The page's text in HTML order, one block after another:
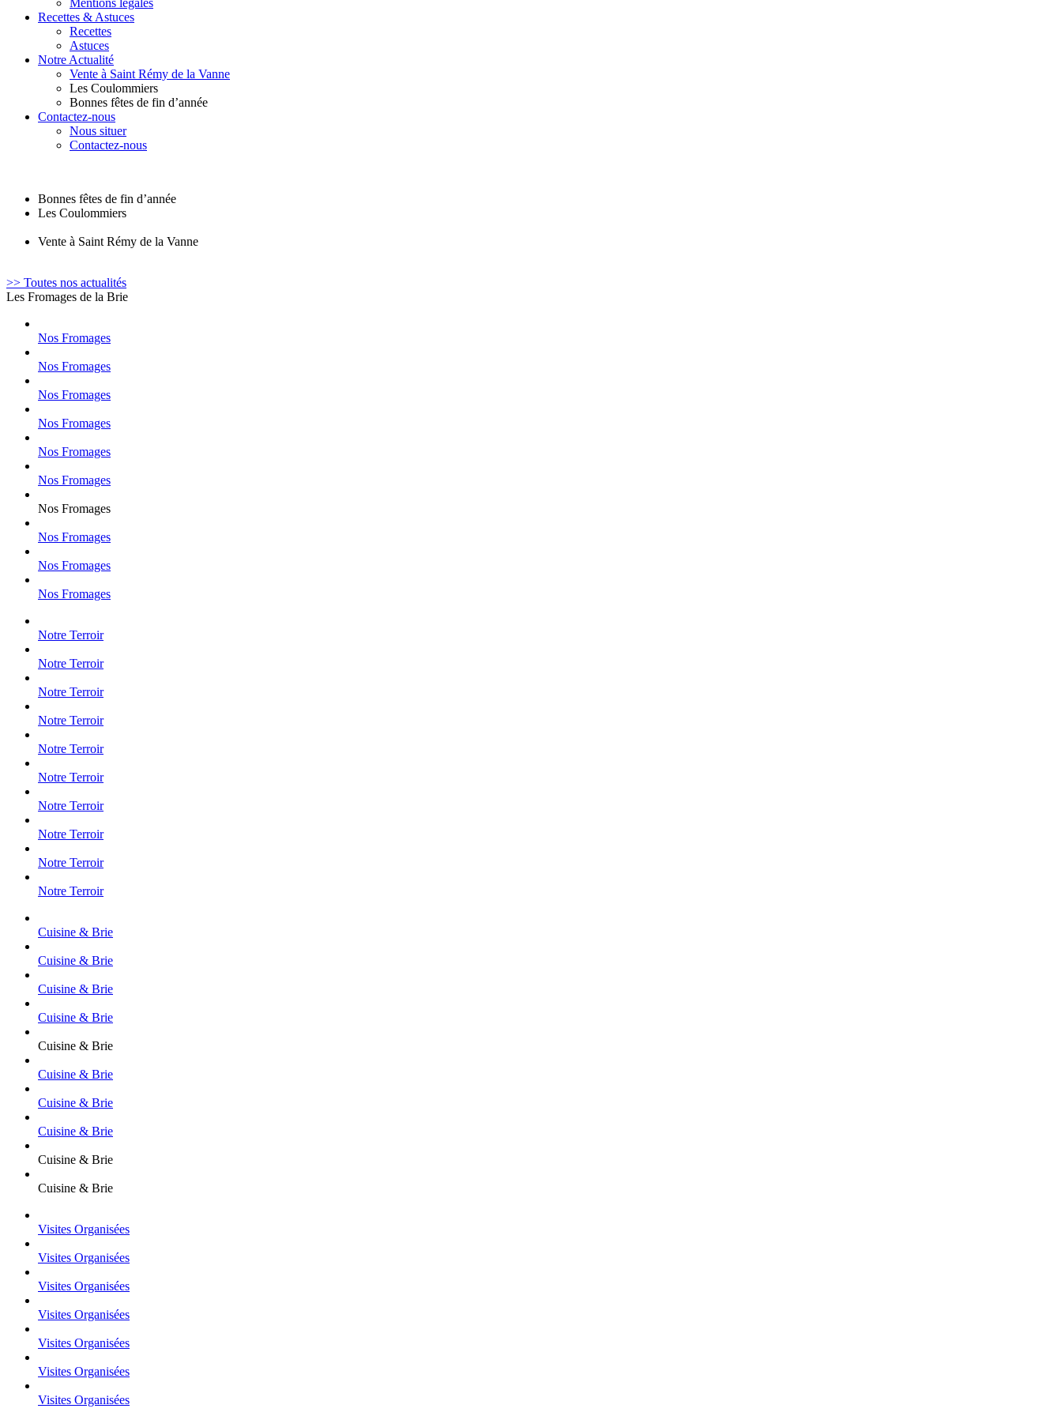
Mentions légales
Recettes & Astuces
Recettes
Astuces
Notre Actualité
Vente à Saint Rémy de la Vanne
Les Coulommiers
Bonnes fêtes de fin d’année
Contactez-nous
Nous situer
Contactez-nous
Bonnes fêtes de fin d’année
Les Coulommiers
Vente à Saint Rémy de la Vanne
>> Toutes nos actualités
Les Fromages de la Brie
Nos Fromages
Nos Fromages
Nos Fromages
Nos Fromages
Nos Fromages
Nos Fromages
Nos Fromages
Nos Fromages
Nos Fromages
Nos Fromages
Notre Terroir
Notre Terroir
Notre Terroir
Notre Terroir
Notre Terroir
Notre Terroir
Notre Terroir
Notre Terroir
Notre Terroir
Notre Terroir
Cuisine & Brie
Cuisine & Brie
Cuisine & Brie
Cuisine & Brie
Cuisine & Brie
Cuisine & Brie
Cuisine & Brie
Cuisine & Brie
Cuisine & Brie
Cuisine & Brie
Visites Organisées
Visites Organisées
Visites Organisées
Visites Organisées
Visites Organisées
Visites Organisées
Visites Organisées